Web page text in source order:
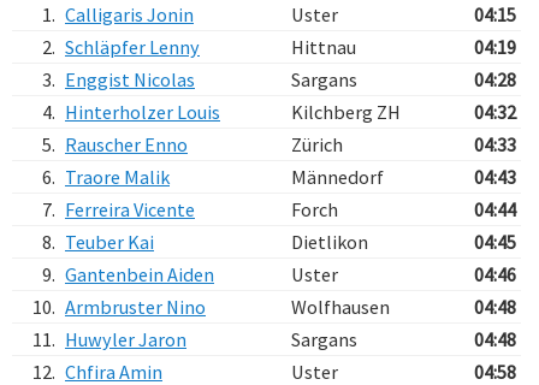
1. Calligaris Jonin Uster
04:15
2. Schläpfer Lenny Hittnau
04:19
3. Enggist Nicolas Sargans
04:28
4. Hinterholzer Louis Kilchberg ZH
04:32
5. Rauscher Enno Zürich
04:33
6. Traore Malik Männedorf
04:43
7. Ferreira Vicente Forch
04:44
8. Teuber Kai Dietlikon
04:45
9. Gantenbein Aiden Uster
04:46
10. Armbruster Nino Wolfhausen
04:48
11. Huwyler Jaron Sargans
04:48
12. Chfira Amin Uster
04:58